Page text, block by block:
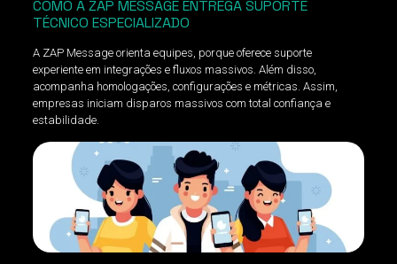
COMO A ZAP MESSAGE ENTREGA SUPORTE
TÉCNICO ESPECIALIZADO
A ZAP Message orienta equipes, porque oferece suporte
experiente em integrações e fluxos massivos. Além disso,
acompanha homologações, configurações e métricas. Assim,
empresas iniciam disparos massivos com total confiança e
estabilidade.